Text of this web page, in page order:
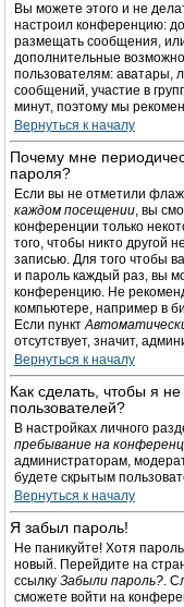
Вы можете этого и не
настроил конференцию:
размещать сообщения,
дополнительные
пользователям: аватары,
сообщений, участие в
минут, поэтому мы
Вернуться к началу
Почему мне
пароля?
Если вы не отметили
каждом посещении, вы
конференции только
того, чтобы никто другой
записью. Для того чтобы
и пароль каждый раз, вы
конференцию. Не
компьютере, например в
Если пункт
отсутствует, значит,
Вернуться к началу
Как сделать, чтобы я
пользователей?
В настройках личного
пребывание на
администраторам,
будете скрытым
Вернуться к началу
Я забыл пароль!
Не паникуйте! Хотя
новый. Перейдите на
ссылку Забыли пароль?.
сможете войти на